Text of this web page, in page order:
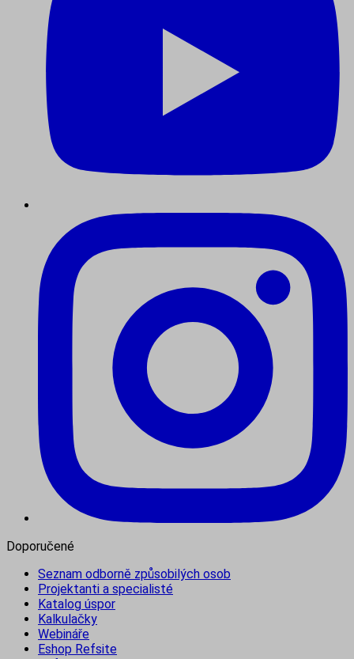
Doporučené
Seznam odborně způsobilých osob
Projektanti a specialisté
Katalog úspor
Kalkulačky
Webináře
Eshop Refsite